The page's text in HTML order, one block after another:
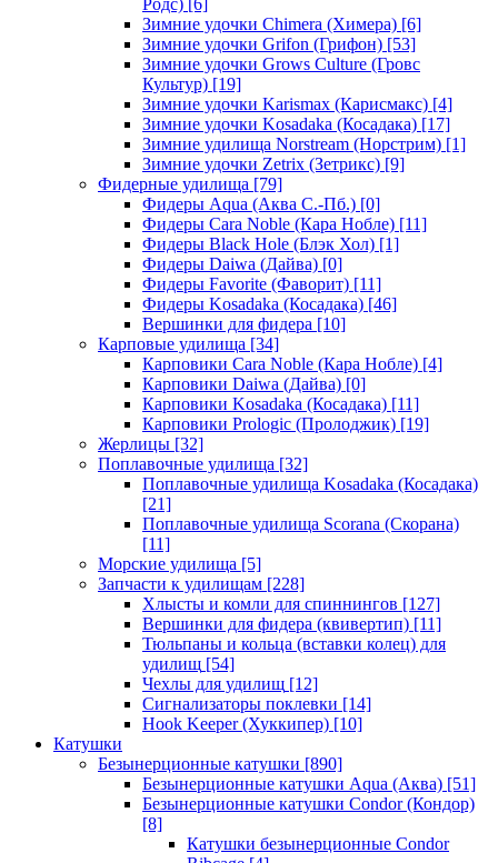
Родс) [6]
Зимние удочки Chimera (Химера) [6]
Зимние удочки Grifon (Грифон) [53]
Зимние удочки Grows Culture (Гровс
Культур) [19]
Зимние удочки Karismax (Карисмакс) [4]
Зимние удочки Kosadaka (Косадака) [17]
Зимние удилища Norstream (Норстрим) [1]
Зимние удочки Zetrix (Зетрикс) [9]
Фидерные удилища [79]
Фидеры Aqua (Аква С.-Пб.) [0]
Фидеры Cara Noble (Кара Нобле) [11]
Фидеры Black Hole (Блэк Хол) [1]
Фидеры Daiwa (Дайва) [0]
Фидеры Favorite (Фаворит) [11]
Фидеры Kosadaka (Косадака) [46]
Вершинки для фидера [10]
Карповые удилища [34]
Карповики Cara Noble (Кара Нобле) [4]
Карповики Daiwa (Дайва) [0]
Карповики Kosadaka (Косадака) [11]
Карповики Prologic (Пролоджик) [19]
Жерлицы [32]
Поплавочные удилища [32]
Поплавочные удилища Kosadaka (Косадака)
[21]
Поплавочные удилища Scorana (Скорана)
[11]
Морские удилища [5]
Запчасти к удилищам [228]
Хлысты и комли для спиннингов [127]
Вершинки для фидера (квивертип) [11]
Тюльпаны и кольца (вставки колец) для
удилищ [54]
Чехлы для удилищ [12]
Сигнализаторы поклевки [14]
Hook Keeper (Хуккипер) [10]
Катушки
Безынерционные катушки [890]
Безынерционные катушки Aqua (Аква) [51]
Безынерционные катушки Condor (Кондор)
[8]
Катушки безынерционные Condor